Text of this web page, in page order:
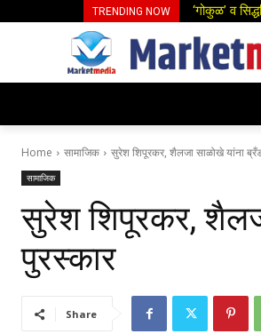
TRENDING NOW स्त्री भ्रूण
Home सामाजिक सुरेश शिपूरकर, शैलजा साळोखे यांना ब्रँड
सामाजिक
सुरेश शिपूरकर,
पुरस्कार
Share